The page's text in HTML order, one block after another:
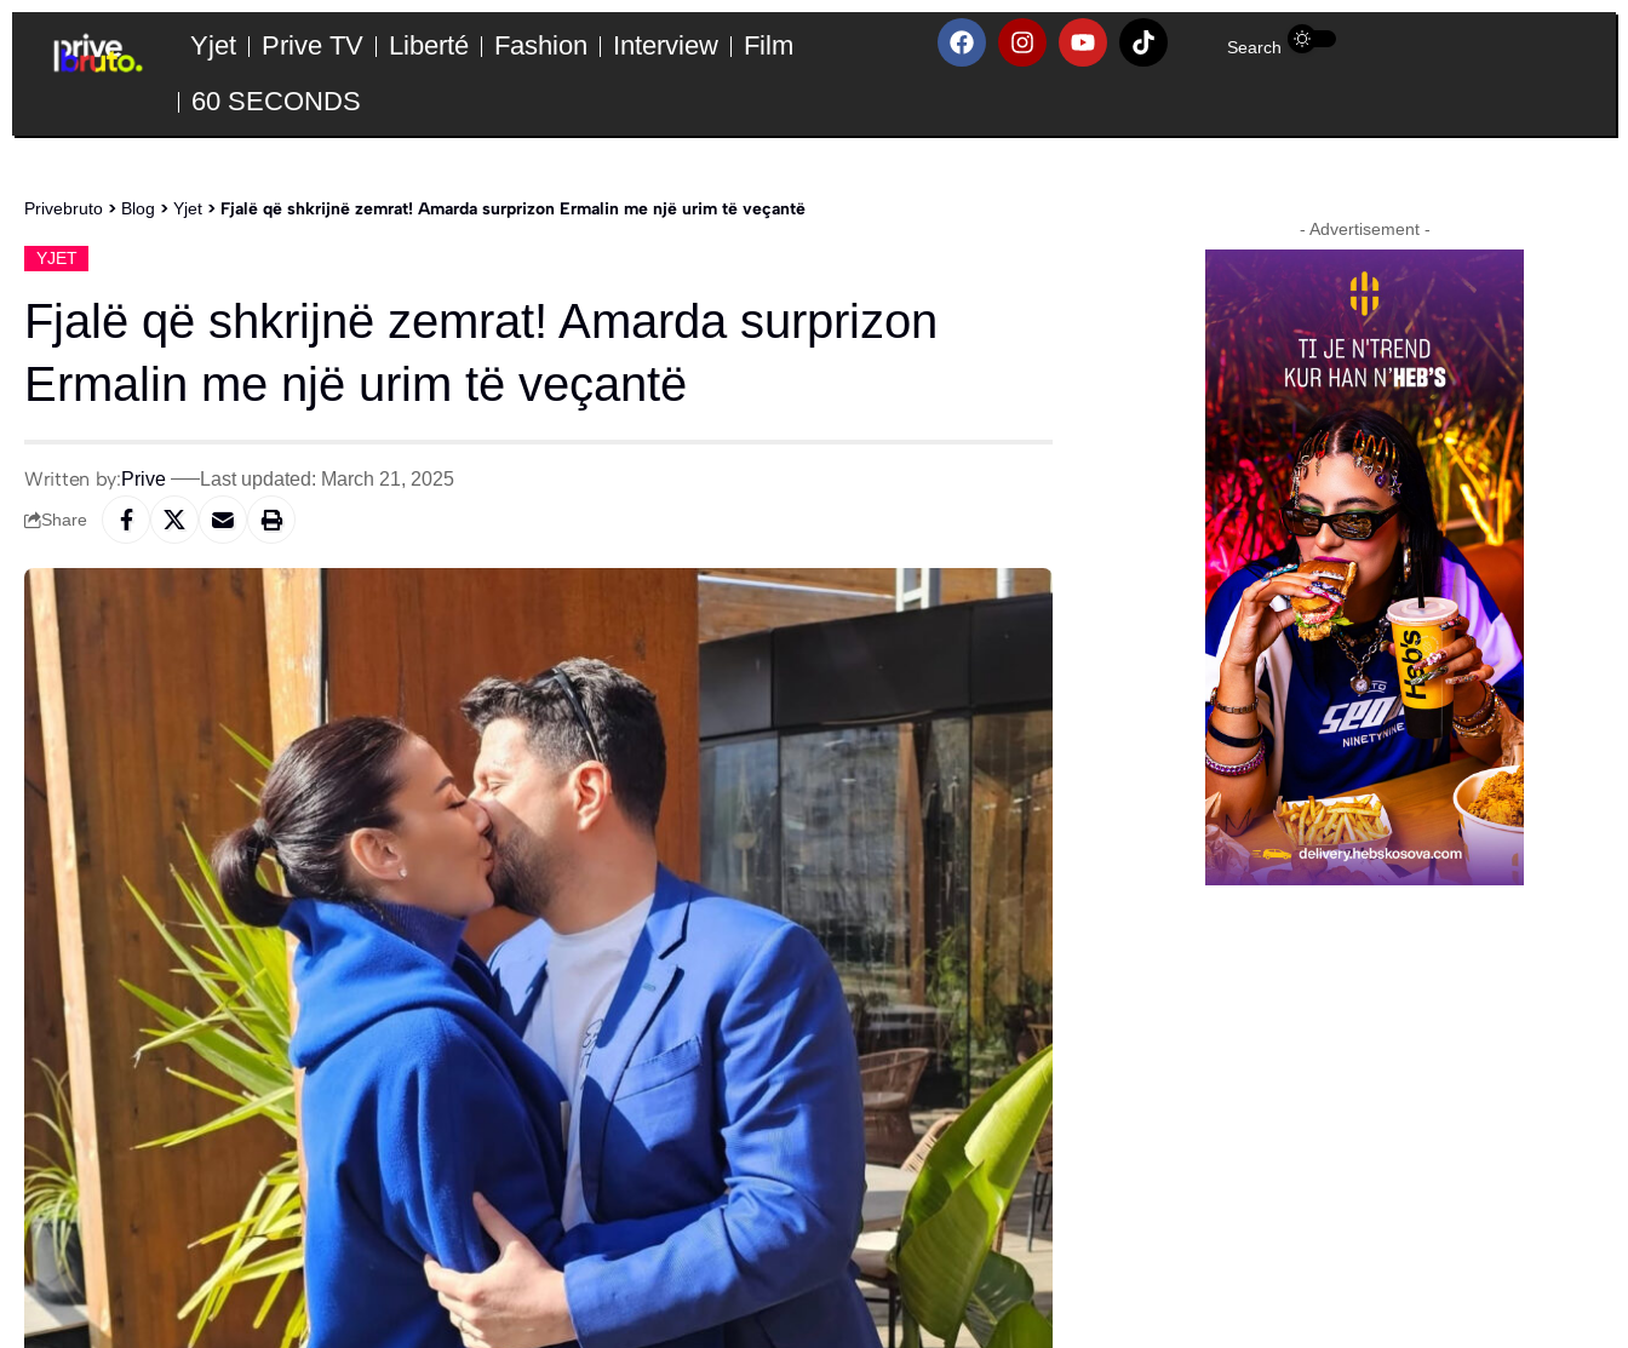
Yjet Prive TV Liberté Fashion Interview
Film
60 SECONDS
Search
Privebruto > Blog > Yjet > Fjalë që shkrijnë zemrat! Amarda surprizon Ermalin me një urim të veçantë
YJET
Fjalë që shkrijnë zemrat! Amarda surprizon
Ermalin me një urim të veçantë
Written by:Prive Last updated: March 21, 2025
Share
- Advertisement -